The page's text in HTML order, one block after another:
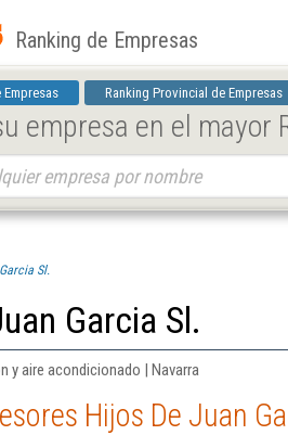
Ranking de Empresas
Ranking Provincial de Empresas
empresa en el mayor
Sl.
Garcia Sl.
y aire acondicionado | Navarra
Hijos De Juan